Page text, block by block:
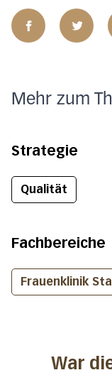
Mehr zum
Strategie
Qualität
Fachbereiche
Frauenklinik
War